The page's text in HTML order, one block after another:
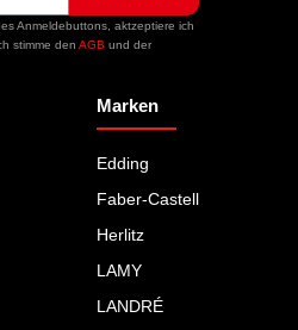
Anmeldebuttons, aktzeptiere ich
stimme den AGB und der
Marken
Edding
Faber-Castell
Herlitz
LAMY
LANDRÉ